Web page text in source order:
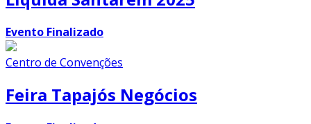
Evento Finalizado
Centro de Convenções
Feira Tapajós Negócios